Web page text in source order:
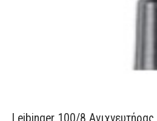
Leibinger 100/8 Ανιχνευτήρας